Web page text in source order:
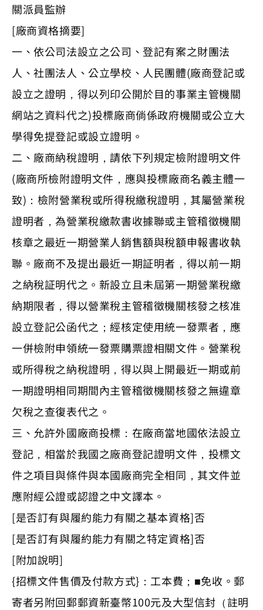
關派員監辦
[廠商資格摘要]
一、依公司法設立之公司、登記有案之財團法
人、社團法人、公立學校、人民團體(廠商登記或
設立之證明，得以列印公開於目的事業主管機關
網站之資料代之)投標廠商倘係政府機關或公立大
學得免提登記或設立證明。
二、廠商納稅證明，請依下列規定檢附證明文件
(廠商所檢附證明文件，應與投標廠商名義主體一
致)：檢附營業稅或所得稅繳稅證明，其屬營業稅
證明者，為營業稅繳款書收據聯或主管稽徵機關
核章之最近一期營業人銷售額與稅額申報書收執
聯。廠商不及提出最近一期証明者，得以前一期
之納稅証明代之。新設立且未屆第一期營業稅繳
納期限者，得以營業稅主管稽徵機關核發之核准
設立登記公函代之；經核定使用統一發票者，應
一併檢附申領統一發票購票證相關文件。營業稅
或所得稅之納稅證明，得以與上開最近一期或前
一期證明相同期間內主管稽徵機關核發之無違章
欠稅之查復表代之。
三、允許外國廠商投標：在廠商當地國依法設立
登記，相當於我國之廠商登記證明文件，投標文
件之項目與條件與本國廠商完全相同，其文件並
應附經公證或認證之中文譯本。
[是否訂有與履約能力有關之基本資格]否
[是否訂有與履約能力有關之特定資格]否
[附加說明]
{招標文件售價及付款方式}：工本費；■免收。郵
寄者另附回郵郵資新臺幣100元及大型信封（註明